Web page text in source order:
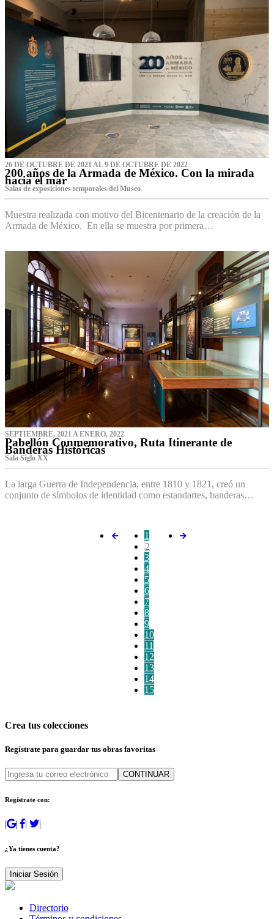
26 DE OCTUBRE DE 2021 AL 9 DE OCTUBRE DE 2022
200 años de la Armada de México. Con la mirada
hacia el mar
Salas de exposiciones temporales del Museo‌
Muestra realizada con motivo del Bicentenario de la creación de la
Armada de México. En ella se muestra por primera…
SEPTIEMBRE, 2021 A ENERO, 2022
Pabellón Conmemorativo, Ruta Itinerante de
Banderas Históricas
Sala Siglo XX
La larga Guerra de Independencia, entre 1810 y 1821, creó un
conjunto de símbolos de identidad como estandartes, banderas…
1
2
3
4
5
6
7
8
9
10
11
12
13
14
15
Crea tus colecciones
Regístrate para guardar tus obras favoritas
CONTINUAR
Regístrate con:
| | | |
¿Ya tienes cuenta?
Iniciar Sesión
Directorio